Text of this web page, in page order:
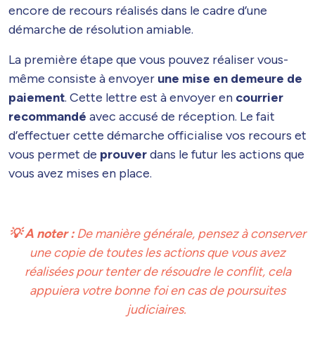
encore de recours réalisés dans le cadre d’une
démarche de résolution amiable.
La première étape que vous pouvez réaliser vous-
même consiste à envoyer une mise en demeure de
paiement. Cette lettre est à envoyer en courrier
recommandé avec accusé de réception. Le fait
d’effectuer cette démarche officialise vos recours et
vous permet de prouverdans le futur les actions que
vous avez mises en place.
💡 A noter :De manière générale, pensez à conserver
une copie de toutes les actions que vous avez
réalisées pour tenter de résoudre le conflit, cela
appuiera votre bonne foi en cas de poursuites
judiciaires.